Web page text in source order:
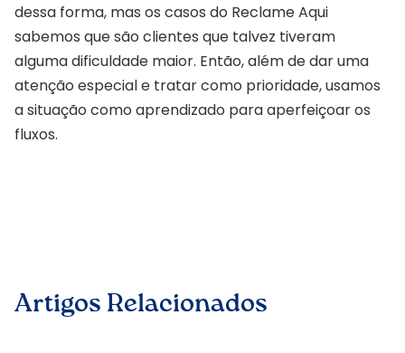
dessa forma, mas os casos do Reclame Aqui
sabemos que são clientes que talvez tiveram
alguma dificuldade maior. Então, além de dar uma
atenção especial e tratar como prioridade, usamos
a situação como aprendizado para aperfeiçoar os
fluxos.
Artigos Relacionados